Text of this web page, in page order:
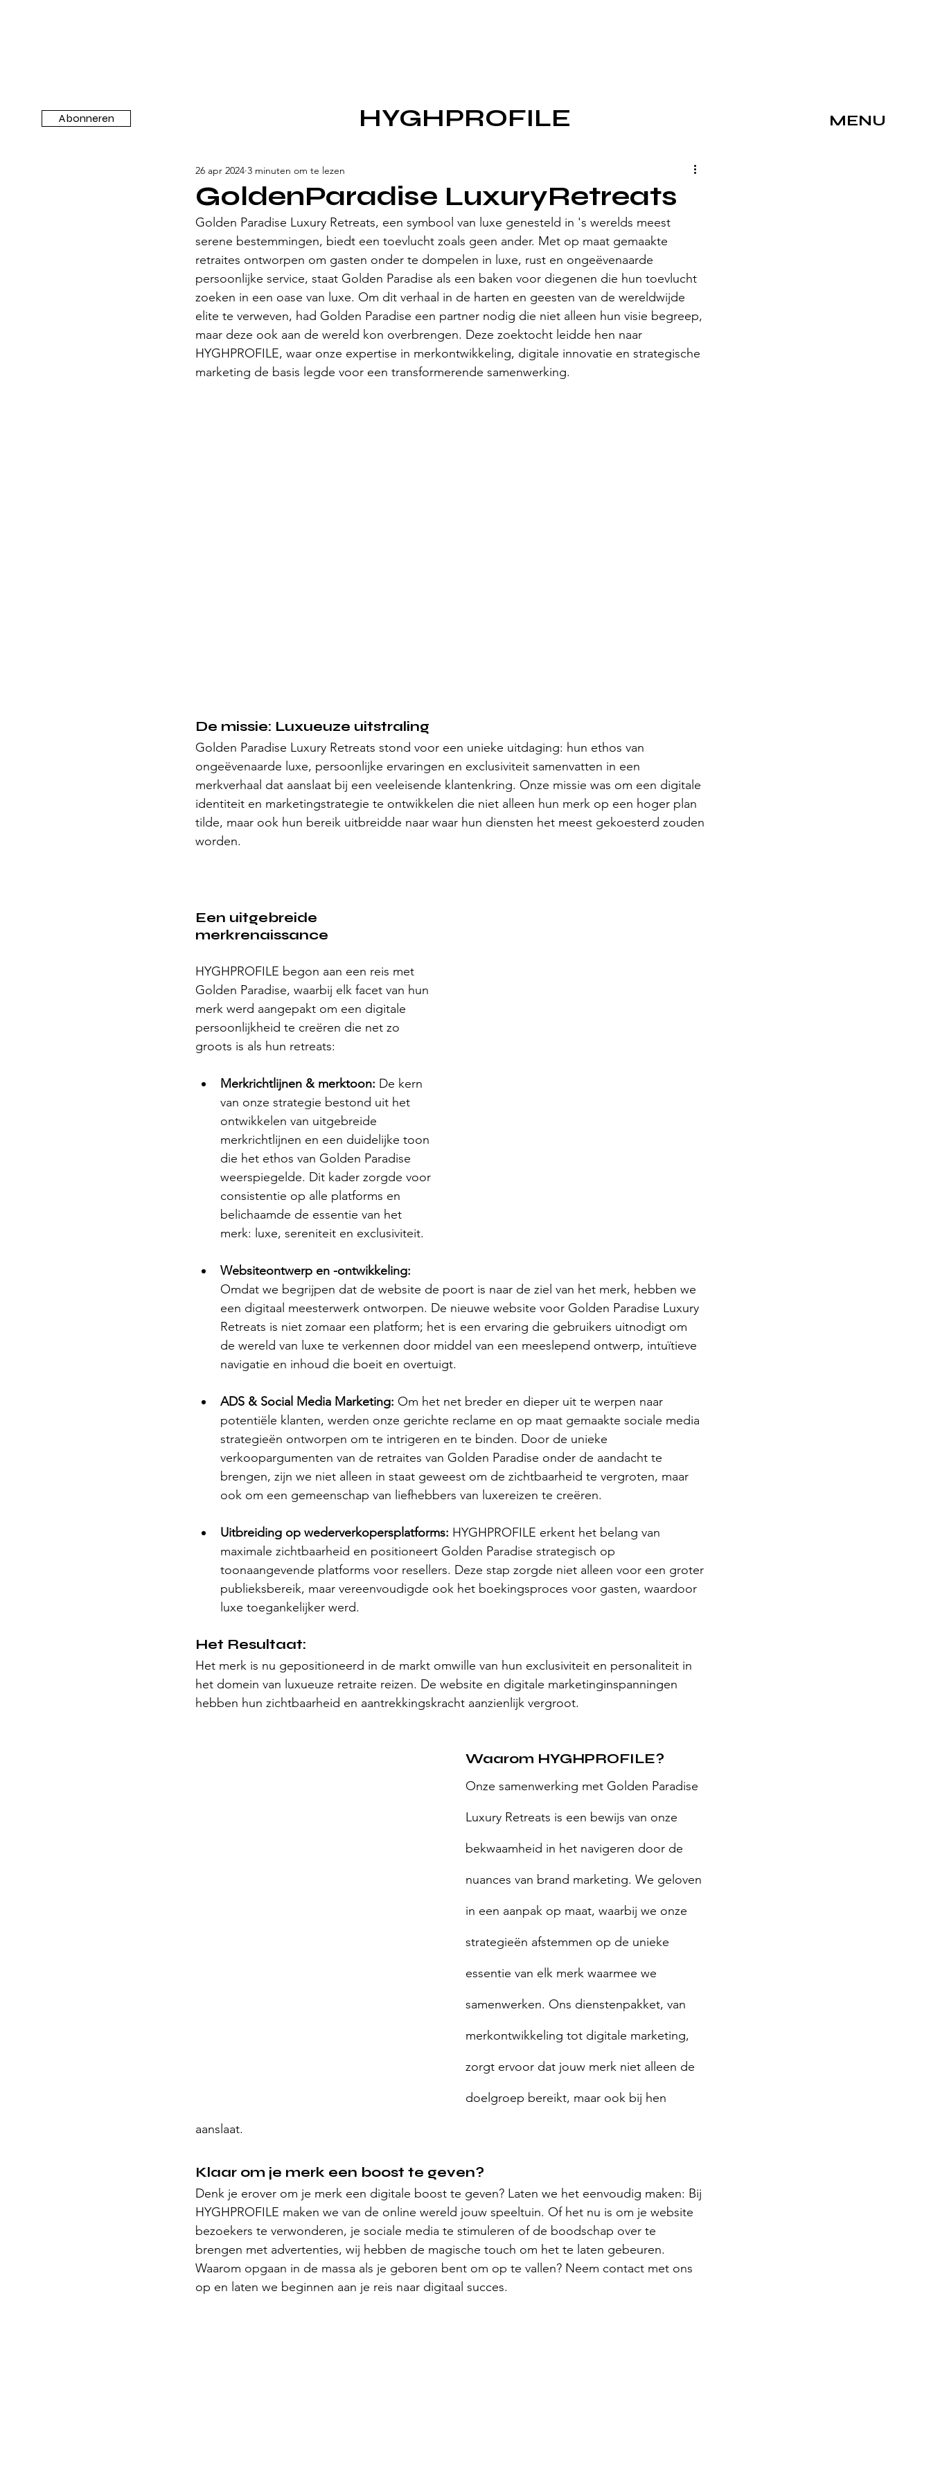
Abonneren HYGHPROFILE MENU
GoldenParadise LuxuryRetreats
26 apr 2024 3 minuten om te lezen
Golden Paradise Luxury Retreats, een symbool van luxe genesteld in 's werelds meest
serene bestemmingen, biedt een toevlucht zoals geen ander. Met op maat gemaakte
retraites ontworpen om gasten onder te dompelen in luxe, rust en ongeëvenaarde
persoonlijke service, staat Golden Paradise als een baken voor diegenen die hun toevlucht
zoeken in een oase van luxe. Om dit verhaal in de harten en geesten van de wereldwijde
elite te verweven, had Golden Paradise een partner nodig die niet alleen hun visie begreep,
maar deze ook aan de wereld kon overbrengen. Deze zoektocht leidde hen naar
HYGHPROFILE, waar onze expertise in merkontwikkeling, digitale innovatie en strategische
marketing de basis legde voor een transformerende samenwerking.
De missie: Luxueuze uitstraling
Golden Paradise Luxury Retreats stond voor een unieke uitdaging: hun ethos van
ongeëvenaarde luxe, persoonlijke ervaringen en exclusiviteit samenvatten in een
merkverhaal dat aanslaat bij een veeleisende klantenkring. Onze missie was om een digitale
identiteit en marketingstrategie te ontwikkelen die niet alleen hun merk op een hoger plan
tilde, maar ook hun bereik uitbreidde naar waar hun diensten het meest gekoesterd zouden
worden.
Een uitgebreide
merkrenaissance
HYGHPROFILE begon aan een reis met
Golden Paradise, waarbij elk facet van hun
merk werd aangepakt om een digitale
persoonlijkheid te creëren die net zo
groots is als hun retreats:
Merkrichtlijnen & merktoon: De kern
van onze strategie bestond uit het
ontwikkelen van uitgebreide
merkrichtlijnen en een duidelijke toon
die het ethos van Golden Paradise
weerspiegelde. Dit kader zorgde voor
consistentie op alle platforms en
belichaamde de essentie van het
merk: luxe, sereniteit en exclusiviteit.
Websiteontwerp en -ontwikkeling:
Omdat we begrijpen dat de website de poort is naar de ziel van het merk, hebben we
een digitaal meesterwerk ontworpen. De nieuwe website voor Golden Paradise Luxury
Retreats is niet zomaar een platform; het is een ervaring die gebruikers uitnodigt om
de wereld van luxe te verkennen door middel van een meeslepend ontwerp, intuïtieve
navigatie en inhoud die boeit en overtuigt.
ADS & Social Media Marketing: Om het net breder en dieper uit te werpen naar
potentiële klanten, werden onze gerichte reclame en op maat gemaakte sociale media
strategieën ontworpen om te intrigeren en te binden. Door de unieke
verkoopargumenten van de retraites van Golden Paradise onder de aandacht te
brengen, zijn we niet alleen in staat geweest om de zichtbaarheid te vergroten, maar
ook om een gemeenschap van liefhebbers van luxereizen te creëren.
Uitbreiding op wederverkopersplatforms: HYGHPROFILE erkent het belang van
maximale zichtbaarheid en positioneert Golden Paradise strategisch op
toonaangevende platforms voor resellers. Deze stap zorgde niet alleen voor een groter
publieksbereik, maar vereenvoudigde ook het boekingsproces voor gasten, waardoor
luxe toegankelijker werd.
Het Resultaat:
Het merk is nu gepositioneerd in de markt omwille van hun exclusiviteit en personaliteit in
het domein van luxueuze retraite reizen. De website en digitale marketinginspanningen
hebben hun zichtbaarheid en aantrekkingskracht aanzienlijk vergroot.
Waarom HYGHPROFILE?
Onze samenwerking met Golden Paradise
Luxury Retreats is een bewijs van onze
bekwaamheid in het navigeren door de
nuances van brand marketing. We geloven
in een aanpak op maat, waarbij we onze
strategieën afstemmen op de unieke
essentie van elk merk waarmee we
samenwerken. Ons dienstenpakket, van
merkontwikkeling tot digitale marketing,
zorgt ervoor dat jouw merk niet alleen de
doelgroep bereikt, maar ook bij hen
aanslaat.
Klaar om je merk een boost te geven?
Denk je erover om je merk een digitale boost te geven? Laten we het eenvoudig maken: Bij
HYGHPROFILE maken we van de online wereld jouw speeltuin. Of het nu is om je website
bezoekers te verwonderen, je sociale media te stimuleren of de boodschap over te
brengen met advertenties, wij hebben de magische touch om het te laten gebeuren.
Waarom opgaan in de massa als je geboren bent om op te vallen? Neem contact met ons
op en laten we beginnen aan je reis naar digitaal succes.